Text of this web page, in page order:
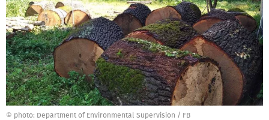
© photo: Department of Environmental Supervision / FB